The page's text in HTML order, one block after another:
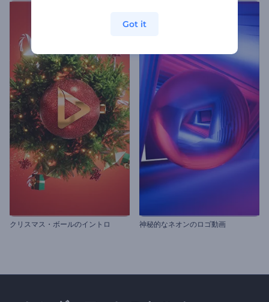
クリスマス・ボールのイントロ 神秘的なネオンのロゴ動画
Got it